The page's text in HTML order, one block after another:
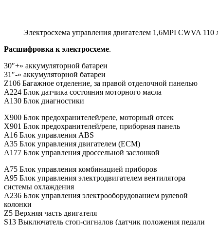
Электросхема управления двигателем 1,6MPI CWVA 110
Расшифровка к электросхеме.
30″+» аккумуляторной батареи
31″-» аккумуляторной батареи
Z106 Багажное отделение, за правой отделочной панелью
A224 Блок датчика состояния моторного масла
A130 Блок диагностики
X900 Блок предохранителей/реле, моторный отсек
X901 Блок предохранителей/реле, приборная панель
A16 Блок управления ABS
A35 Блок управления двигателем (ECM)
A177 Блок управления дроссельной заслонкой
A75 Блок управления комбинацией приборов
A95 Блок управления электродвигателем вентилятора
системы охлаждения
A236 Блок управления электрооборудованием рулевой
колонки
Z5 Верхняя часть двигателя
S13 Выключатель стоп-сигналов (датчик положения педали